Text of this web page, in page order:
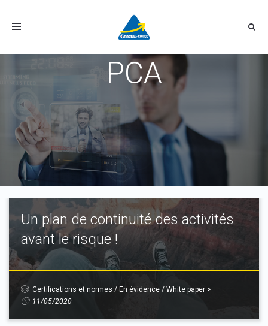
Toggle
PCA
Un plan de continuité des activités
avant le risque !
Certifications et normes / En évidence / White paper >
11/05/2020